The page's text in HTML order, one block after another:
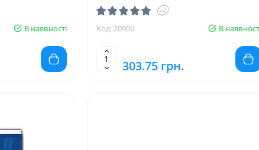
В наявності Код: 20906 В
303.75 грн.